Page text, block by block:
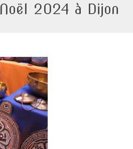
2024 à Dijon